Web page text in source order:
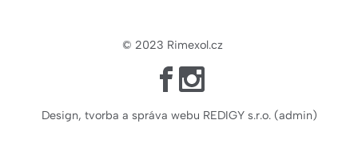
© 2023 Rimexol.cz
Design, tvorba a správa webu REDIGY s.r.o.(admin)